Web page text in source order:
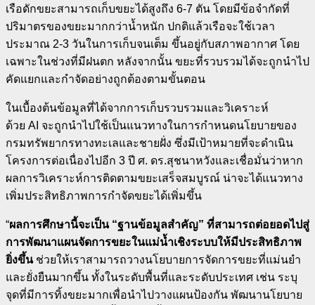
เรือดักขยะสามารถเก็บขยะได้สูงถึง 6-7 ตัน โดยมีข้อจำกัดที่
ปริมาตรของขยะมากกว่าน้ำหนัก ปกติแล้วเรือจะใช้เวลา
ประมาณ 2-3 วันในการเก็บจนเต็ม ขึ้นอยู่กับสภาพอากาศ โดย
เฉพาะในช่วงที่มีฝนตก หลังจากนั้น ขยะที่รวบรวมได้จะถูกนำไป
คัดแยกและกำจัดอย่างถูกต้องตามขั้นตอน
ในเบื้องต้นข้อมูลที่ได้จากการเก็บรวบรวมและวิเคราะห์
ด้วย AI จะถูกนำไปใช้เป็นแนวทางในการกำหนดนโยบายของ
กรมทรัพยากรทางทะเลและชายฝั่ง ซึ่งมีเป้าหมายที่จะดำเนิน
โครงการต่อเนื่องไปอีก 3 ปี ศ. ดร.สุชนาหวังและเชื่อมั่นว่าหาก
ผลการวิเคราะห์การติดตามขยะเสร็จสมบูรณ์ น่าจะได้แนวทาง
เพิ่มประสิทธิภาพการกำจัดขยะได้เพิ่มขึ้น
“ผลการศึกษานี้จะเป็น “ฐานข้อมูลสำคัญ” ที่สามารถต่อยอดไปสู่
การพัฒนาแผนจัดการขยะในแม่น้ำเชิงระบบให้มีประสิทธิภาพ
ยิ่งขึ้น ช่วยให้เราสามารถวางนโยบายการจัดการขยะที่แม่นยำ
และยั่งยืนมากขึ้น ทั้งในระดับพื้นที่และระดับประเทศ เช่น ระบุ
จุดที่มีการทิ้งขยะมากเพื่อนำไปวางแผนป้องกัน พัฒนานโยบาย